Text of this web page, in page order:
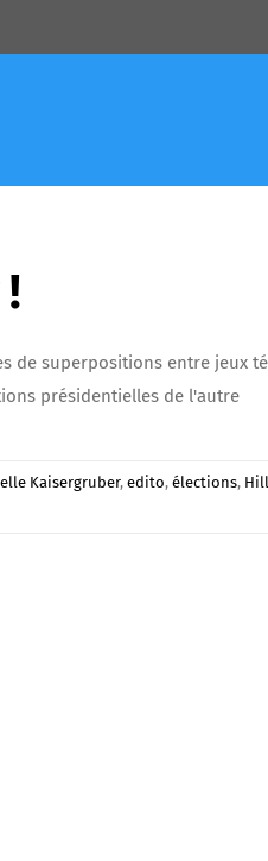
de superpositions entre jeux
présidentielles de l'autre
Kaisergruber, edito, élections,